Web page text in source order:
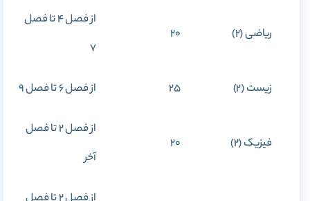
ریاضی (2) 20
از فصل 4 تا فصل
7
زیست (2) 25 از فصل 6 تا فصل 9
فیزیک (2) 20
از فصل 2 تا فصل
آخر